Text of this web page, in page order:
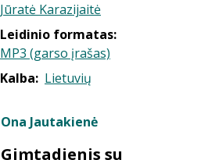
Jūratė Karazijaitė
Leidinio formatas:
MP3 (garso įrašas)
Kalba: Lietuvių
Ona Jautakienė
Gimtadienis su